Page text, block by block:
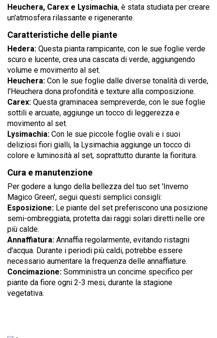
Heuchera, Carex e Lysimachia, è stata studiata per creare
un'atmosfera rilassante e rigenerante.
Caratteristiche delle piante
Hedera: Questa pianta rampicante, con le sue foglie verde
scuro e lucente, crea una cascata di verde, aggiungendo
volume e movimento al set.
Heuchera: Con le sue foglie dalle diverse tonalità di verde,
l'Heuchera dona profondità e texture alla composizione.
Carex: Questa graminacea sempreverde, con le sue foglie
sottili e arcuate, aggiunge un tocco di leggerezza e
movimento al set.
Lysimachia: Con le sue piccole foglie ovali e i suoi
deliziosi fiori gialli, la Lysimachia aggiunge un tocco di
colore e luminosità al set, soprattutto durante la fioritura.
Cura e manutenzione
Per godere a lungo della bellezza del tuo set 'Inverno
Magico Green', segui questi semplici consigli:
Esposizione: Le piante del set preferiscono una posizione
semi-ombreggiata, protetta dai raggi solari diretti nelle ore
più calde.
Annaffiatura: Annaffia regolarmente, evitando ristagni
d'acqua. Durante i periodi più caldi, potrebbe essere
necessario aumentare la frequenza delle annaffiature.
Concimazione: Somministra un concime specifico per
piante da fiore ogni 2-3 mesi, durante la stagione
vegetativa.